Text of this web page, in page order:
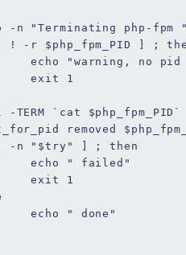
-n
"Terminating php-fpm
! -r $php_fpm_PID ] ;
echo
"warning, no
exit
1
-TERM `cat $php_fpm_PID `
for _pid removed
-n " $try " ] ; then
echo
" failed"
exit
1
echo
" done"